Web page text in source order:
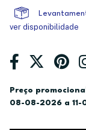
ver disponibilidade
Preço
08-08-2026 a 11-